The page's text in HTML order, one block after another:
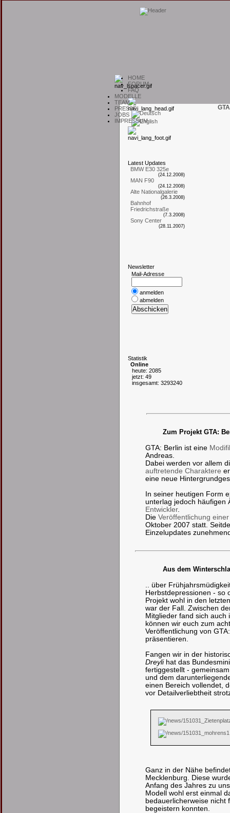
HOME
FORUM
FAQ
MODELLE
TEAM
PRESSE
JOBS
IMPRESSUM
L atest Updates
BMW E30 325e
(24.12.2008)
MAN F90
(24.12.2008)
Alte Nationalgalerie
(26.3.2008)
Bahnhof
Friedrichstraße
(7.3.2008)
Sony Center
(28.11.2007)
Newsletter
Mail-Adresse
anmelden
abmelden
Statistik
Online
heute: 2085
jetzt: 49
insgesamt: 3293240
Zum Projekt GTA:
GTA: Berlin ist eine
Andreas.
Dabei werden vor allem
auftretende Charaktere
eine neue
In seiner heutigen Form
unterlag jedoch häufigen
Entwickler.
Die Veröffentlichung
Oktober 2007 statt.
Einzelupdates
Aus dem
.. über
Herbstdepressionen - so
Projekt wohl in den
war der Fall. Zwischen
Mitglieder fand sich
können wir euch zum
Veröffentlichung von
präsentieren.
Fangen wir in der
Dreylihat das
fertiggestellt -
und dem
einen Bereich vollendet,
vor Detailverliebtheit
Ganz in der Nähe
Mecklenburg. Diese
Anfang des Jahres zu
Modell wohl erst einmal
bedauerlicherweise nicht
begeistern konnten.